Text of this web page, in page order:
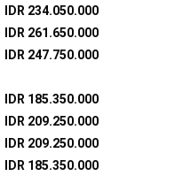
IDR 234.050.000
IDR 261.650.000
IDR 247.750.000
IDR 185.350.000
IDR 209.250.000
IDR 209.250.000
IDR 185.350.000